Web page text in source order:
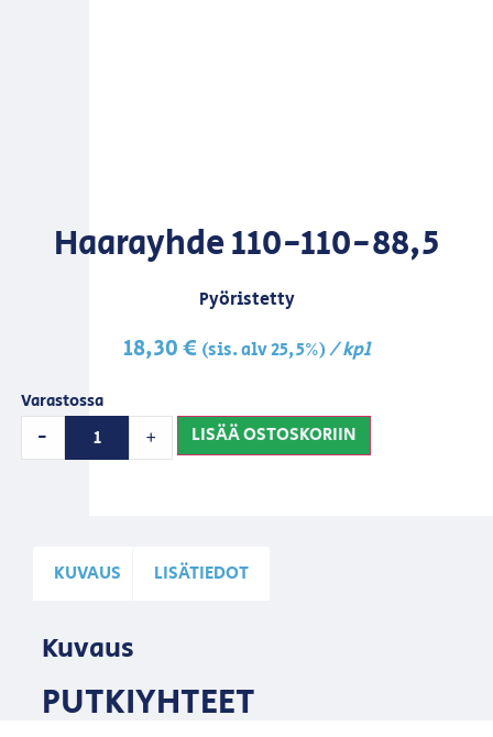
Haarayhde 110-110-88,5
Pyöristetty
18,30€ (sis. alv 25,5%)/ kpl
Varastossa
- + LISÄÄ OSTOSKORIIN
KUVAUS LISÄTIEDOT
Kuvaus
PUTKIYHTEET